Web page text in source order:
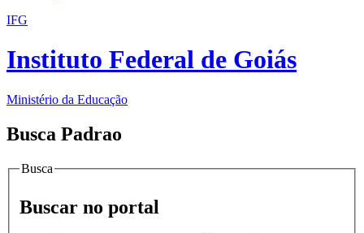
IFG
Instituto Federal de Goiás
Ministério da Educação
Busca Padrao
Busca
Buscar no portal